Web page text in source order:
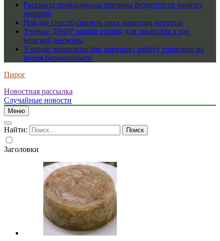
Раскрыта неожиданная причина бездетности многих
женщин
Найден способ снизить риск развития мигрени
Ученые ДВФУ нашли основу для лекарства в яде
морской анемоны
Ученые: микропластик нарушает работу гормонов во
время беременности
Пирог
Новостная рассылка
Случайные новости
Меню
Найти:
Заголовки